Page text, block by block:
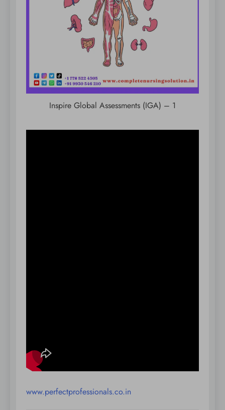
Inspire Global Assessments (IGA) – 1
www.perfectprofessionals.co.in